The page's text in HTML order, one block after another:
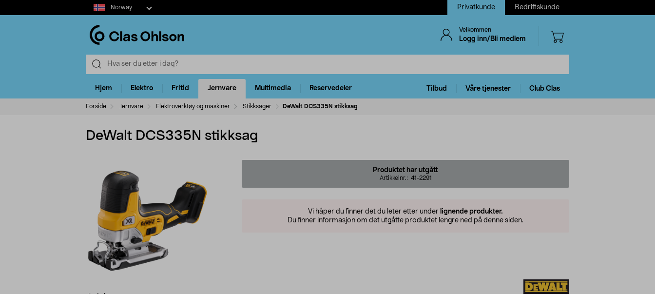
Select
market
Norway Privatkunde Bedriftskunde
Velkommen
Logg inn/Bli medlem
Hjem Elektro Fritid Jernvare Multimedia Reservedeler Tilbud Våre tjenester Club Clas
Forside Jernvare Elektroverktøy og maskiner Stikksager DeWalt DCS335N stikksag
DeWalt DCS335N stikksag
Produktet har utgått
Artikkelnr.: 41-2291
Vi håper du finner det du leter etter under lignende produkter.
Du finner informasjon om det utgåtte produktet lengre ned på denne siden.